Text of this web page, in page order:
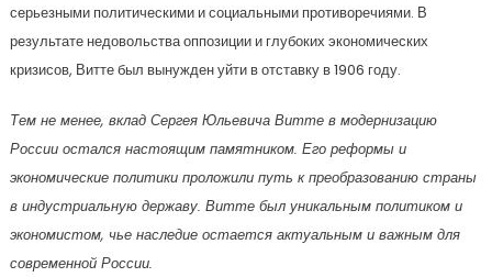
серьезными политическими и социальными противоречиями. В
результате недовольства оппозиции и глубоких экономических
кризисов, Витте был вынужден уйти в отставку в 1906 году.
Тем не менее, вклад Сергея Юльевича Витте в модернизацию
России остался настоящим памятником. Его реформы и
экономические политики проложили путь к преобразованию страны
в индустриальную державу. Витте был уникальным политиком и
экономистом, чье наследие остается актуальным и важным для
современной России.